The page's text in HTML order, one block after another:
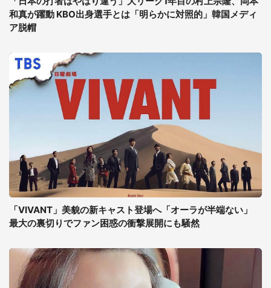
和真が躍動 KBO出身選手とは「明らかに対照的」韓国メディ
ア脱帽
「VIVANT」美貌の新キャスト登場へ「オーラが半端ない」
最大の裏切りでファン困惑の衝撃展開にも騒然